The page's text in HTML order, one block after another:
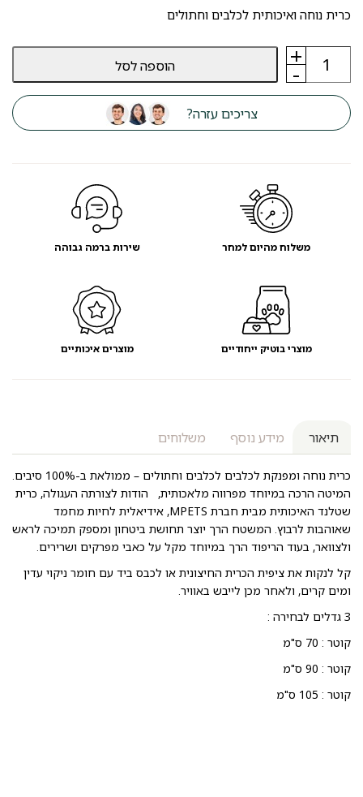
כרית נוחה ואיכותית לכלבים וחתולים
-
כמות
כרית
שטלנד
בז'
105
ס"מ
+ הוספה לסל
צריכים עזרה?
תיאור מידע נוסף משלוחים
כרית נוחה ומפנקת לכלבים לכלבים וחתולים – ממולאת ב-100% סיבים.
המיטה הרכה במיוחד מפרווה מלאכותית, הודות לצורתה העגולה, כרית
שטלנד האיכותית מבית חברת MPETS, אידיאלית לחיות מחמד
שאוהבות לרבוץ. המשטח הרך יוצר תחושת ביטחון ומספק תמיכה לראש
ולצוואר, בעוד הריפוד הרך במיוחד מקל על כאבי מפרקים ושרירים.
קל לנקות את ציפית הכרית החיצונית או לכבס ביד עם חומר ניקוי עדין
ומים קרים, ולאחר מכן לייבש באוויר.
3 גדלים לבחירה :
קוטר : 70 ס"מ
קוטר : 90 ס"מ
קוטר : 105 ס"מ
משלוח מהיום למחר שירות ברמה גבוהה
מוצרי בוטיק ייחודיים מוצרים איכותיים